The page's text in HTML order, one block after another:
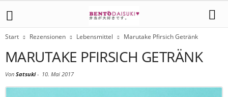
Start Rezensionen Lebensmittel Marutake Pfirsich Getränk
MARUTAKE PFIRSICH GETRÄNK
Von Satsuki- 10. Mai 2017